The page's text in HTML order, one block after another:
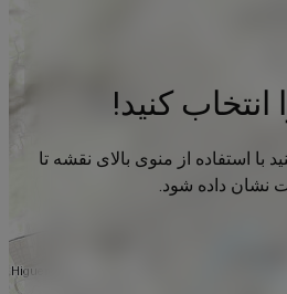
کنید!
با استفاده از منوی بالای نقشه تا
نشان داده شود.